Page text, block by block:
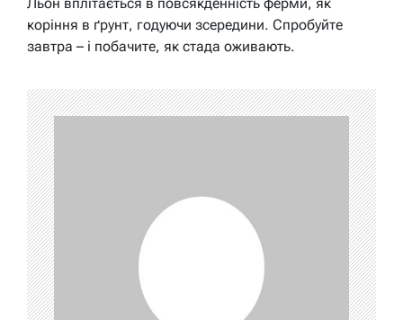
коріння в ґрунт, годуючи зсередини. Спробуйте
завтра – і побачите, як стада оживають.